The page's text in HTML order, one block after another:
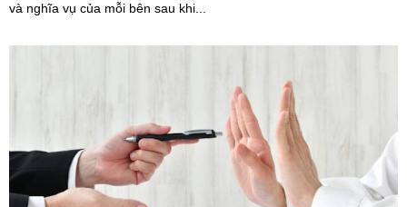
và nghĩa vụ của mỗi bên sau khi...